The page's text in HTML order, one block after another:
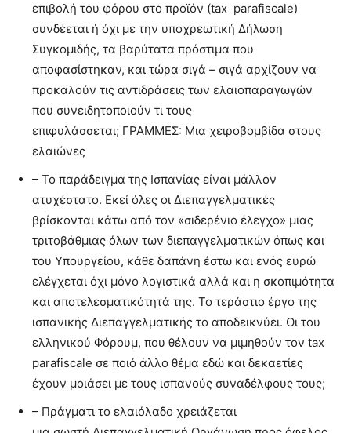
επιβολή του φόρου στο προϊόν (tax parafiscale)
συνδέεται ή όχι με την υποχρεωτική Δήλωση
Συγκομιδής, τα βαρύτατα πρόστιμα που
αποφασίστηκαν, και τώρα σιγά – σιγά αρχίζουν να
προκαλούν τις αντιδράσεις των ελαιοπαραγωγών
που συνειδητοποιούν τι τους
επιφυλάσσεται; ΓΡΑΜΜΕΣ: Μια χειροβομβίδα στους
ελαιώνες
– Το παράδειγμα της Ισπανίας είναι μάλλον
ατυχέστατο. Εκεί όλες οι Διεπαγγελματικές
βρίσκονται κάτω από τον «σιδερένιο έλεγχο» μιας
τριτοβάθμιας όλων των διεπαγγελματικών όπως και
του Υπουργείου, κάθε δαπάνη έστω και ενός ευρώ
ελέγχεται όχι μόνο λογιστικά αλλά και η σκοπιμότητα
και αποτελεσματικότητά της. Το τεράστιο έργο της
ισπανικής Διεπαγγελματικής το αποδεικνύει. Οι του
ελληνικού Φόρουμ, που θέλουν να μιμηθούν τον tax
parafiscale σε ποιό άλλο θέμα εδώ και δεκαετίες
έχουν μοιάσει με τους ισπανούς συναδέλφους τους;
– Πράγματι το ελαιόλαδο χρειάζεται